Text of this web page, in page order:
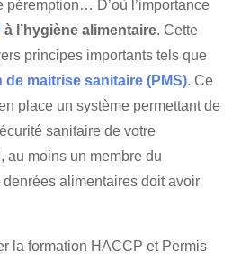
péremption… D’où l’importance
à l’hygiène alimentaire. Cette
principes importants tels que
de maitrise sanitaire (PMS). Ce
place un système permettant de
sanitaire de votre
au moins un membre du
alimentaires doit avoir
la formation HACCP et Permis